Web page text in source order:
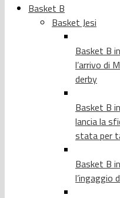
Basket B
Basket Jesi
Basket B
l’arrivo di
derby
Basket B
lancia la
stata per
Basket B
l’ingaggio